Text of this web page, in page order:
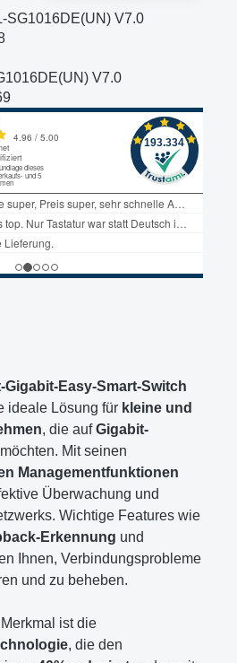
SG1016DE(UN) V7.0
V7.0
Gigabit-Easy-Smart-Switch
ideale Lösung für kleine und
, die aufGigabit-
Mit seinen
Managementfunktionen
Überwachung und
Wichtige Features wie
Erkennung und
Ihnen, Verbindungsprobleme
und zu beheben.
ist die
, die den